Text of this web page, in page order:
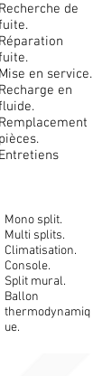
Recherche de
Réparation
Mise en service.
Recharge en
Remplacement
pièces.
Entretiens
Mono split.
Multi splits.
Climatisation.
Console.
Split mural.
Ballon
thermodynamiq
ue.